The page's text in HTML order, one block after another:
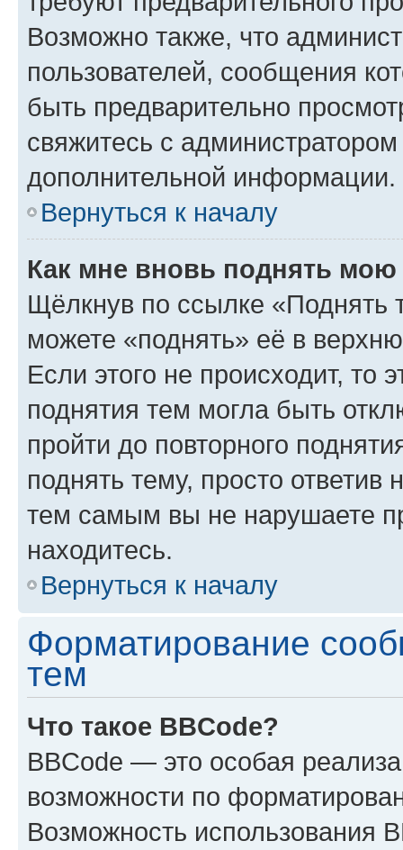
Возможно также, что
пользователей, сообщения
быть предварительно
свяжитесь с
дополнительной информации.
Вернуться к началу
Как мне вновь поднять мою
Щёлкнув по ссылке «Поднять
можете «поднять» её в
Если этого не происходит, то
поднятия тем могла быть
пройти до повторного
поднять тему, просто ответив
тем самым вы не нарушаете
находитесь.
Вернуться к началу
Форматирование
тем
Что такое BBCode?
BBCode — это особая
возможности по
Возможность использования